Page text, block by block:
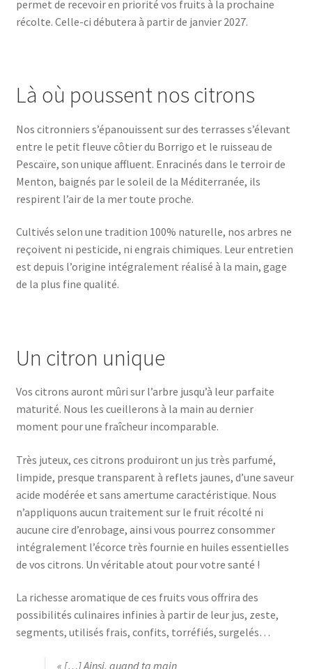
permet de recevoir en priorité vos fruits à la prochaine
récolte. Celle-ci débutera à partir de janvier 2027.
Là où poussent nos citrons
Nos citronniers s’épanouissent sur des terrasses s’élevant
entre le petit fleuve côtier du Borrigo et le ruisseau de
Pescaïre, son unique affluent. Enracinés dans le terroir de
Menton, baignés par le soleil de la Méditerranée, ils
respirent l’air de la mer toute proche.
Cultivés selon une tradition 100% naturelle, nos arbres ne
reçoivent ni pesticide, ni engrais chimiques. Leur entretien
est depuis l’origine intégralement réalisé à la main, gage
de la plus fine qualité.
Un citron unique
Vos citrons auront mûri sur l’arbre jusqu’à leur parfaite
maturité. Nous les cueillerons à la main au dernier
moment pour une fraîcheur incomparable.
Très juteux, ces citrons produiront un jus très parfumé,
limpide, presque transparent à reflets jaunes, d’une saveur
acide modérée et sans amertume caractéristique. Nous
n’appliquons aucun traitement sur le fruit récolté ni
aucune cire d’enrobage, ainsi vous pourrez consommer
intégralement l’écorce très fournie en huiles essentielles
de vos citrons. Un véritable atout pour votre santé !
La richesse aromatique de ces fruits vous offrira des
possibilités culinaires infinies à partir de leur jus, zeste,
segments, utilisés frais, confits, torréfiés, surgelés…
« […] Ainsi, quand ta main